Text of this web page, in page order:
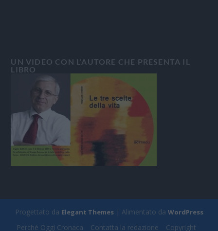
UN VIDEO CON L’AUTORE CHE PRESENTA IL
LIBRO
Progettato da Elegant Themes| Alimentato da WordPress
Perchè Oggi Cronaca Contatta la redazione Copyright